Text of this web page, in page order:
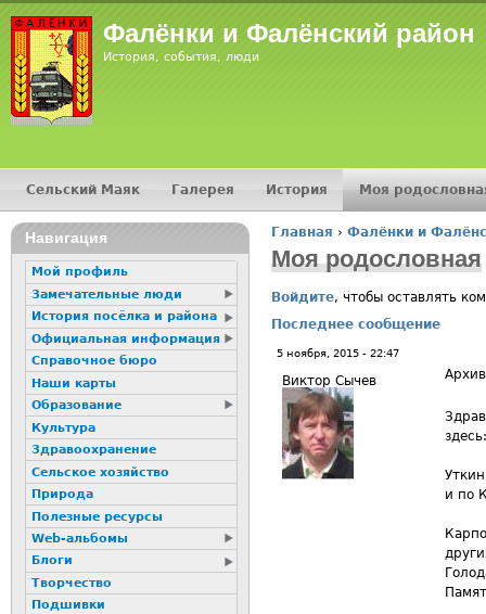
Фалёнки и Фалёнский район
История, события, люди
Вы здесь
Главная › Фалёнки и
Моя родословная
Войдите, чтобы оставлять
Последнее сообщение
5 ноября, 2015 - 22:47
Виктор Сычев Архив
и по
Главное меню
Сельский Маяк Галерея История Моя
16+
Навигация
Мой профиль
Замечательные люди
История посёлка и района
Официальная информация
Справочное бюро
Наши карты
Образование
Культура
Здравоохранение
Сельское хозяйство
Природа
Полезные ресурсы
Web-альбомы
Блоги
Творчество
Подшивки